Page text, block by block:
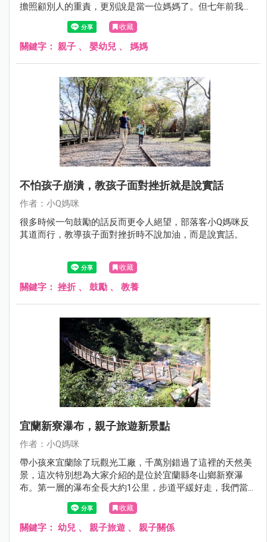
擔照顧別人的重責，更別說是當一位媽媽了。但七年前我的
想法開始動搖，如今轉眼間我的孩子都要上小學了，這六年
多來的母親身分很幸福，但是我也知道當了母親之後所失去
的，很難再追回了。
收藏
關鍵字： 親子 、 嬰幼兒 、 媽媽
不怕孩子崩潰，教孩子面對挫折就是說實話
作者：小Q媽咪
很多時候一句鼓勵的話反而更令人絕望，部落客小Q媽咪反
其道而行，教導孩子面對挫折時不說加油，而是說實話。
收藏
關鍵字： 挫折 、 鼓勵 、 教養
宜蘭新寮瀑布，親子旅遊新景點
作者：小Q媽咪
帶小孩來宜蘭除了玩觀光工廠，千萬別錯過了這裡的天然美
景，這次特別想為大家介紹的是位於宜蘭縣冬山鄉新寮瀑
布。第一層的瀑布全長大約1公里，步道平緩好走，我們當
天慢慢的邊走邊拍，大約20分鐘就抵達第一層的瀑布區，難
度不高，非常推薦給有小孩的家庭喔！
收藏
關鍵字： 幼兒 、 親子旅遊 、 親子關係